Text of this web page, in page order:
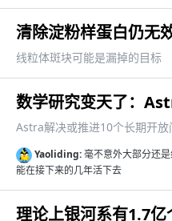
清除淀粉样蛋白仍无
线粒体斑块可能是漏掉的目标
数学研究变天了：
Astra解决或推进10个长期开放
Yaoliding:毫不意外大部分还
能在接下来的几年活下去
理论上银河系有1.7亿